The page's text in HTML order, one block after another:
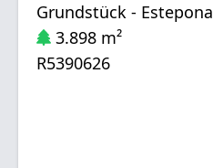
Grundstück - Estepona
3.898 m²
R5390626